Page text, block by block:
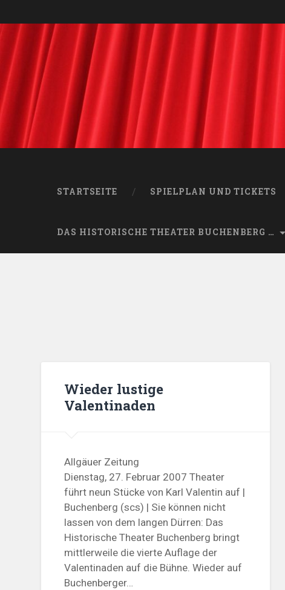
STARTSEITE SPIELPLAN UND TICKETS
DAS HISTORISCHE THEATER BUCHENBERG …
Wieder lustige
Valentinaden
Allgäuer Zeitung
Dienstag, 27. Februar 2007 Theater
führt neun Stücke von Karl Valentin auf |
Buchenberg (scs) | Sie können nicht
lassen von dem langen Dürren: Das
Historische Theater Buchenberg bringt
mittlerweile die vierte Auflage der
Valentinaden auf die Bühne. Wieder auf
Buchenberger…